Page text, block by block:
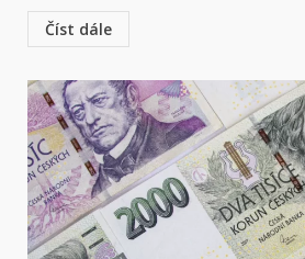
Číst dále